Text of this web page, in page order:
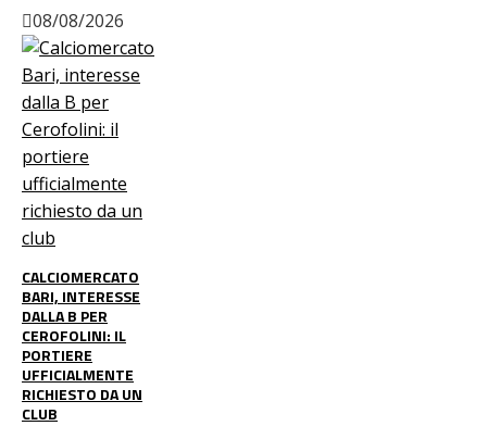
08/08/2026
CALCIOMERCATO
BARI, INTERESSE
DALLA B PER
CEROFOLINI: IL
PORTIERE
UFFICIALMENTE
RICHIESTO DA UN
CLUB